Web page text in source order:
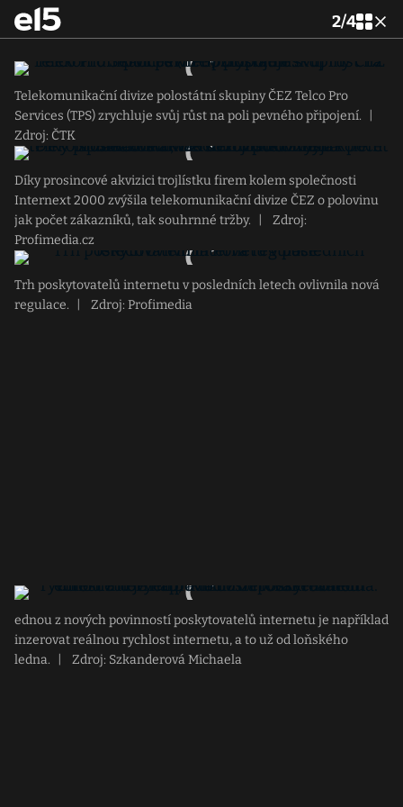
2/4
Telekomunikační divize polostátní skupiny ČEZ Telco Pro
Services (TPS) zrychluje svůj růst na poli pevného připojení.
Zdroj: ČTK
Díky prosincové akvizici trojlístku firem kolem společnosti
Internext 2000 zvýšila telekomunikační divize ČEZ o polovinu
jak počet zákazníků, tak souhrnné tržby.
Zdroj:
Profimedia.cz
Trh poskytovatelů internetu v posledních letech ovlivnila nová
regulace.
Zdroj: Profimedia
ednou z nových povinností poskytovatelů internetu je například
inzerovat reálnou rychlost internetu, a to už od loňského
ledna.
Zdroj: Szkanderová Michaela